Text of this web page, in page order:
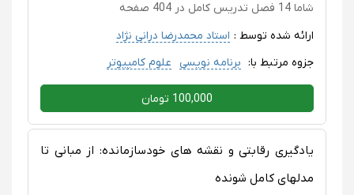
شاما 14 فصل تدریس کامل در 404 صفحه
ارائه شده توسط : استاد محمدرضا درانی نژاد
جزوه مرتبط با: برنامه نویسی علوم کامپیوتر
100,000 تومان
یادگیری رقابتی و نقشه های خودسازمانده: از مبانی تا
مدلهای کامل شونده